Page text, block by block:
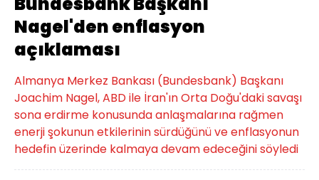
Nagel'den enflasyon
açıklaması
Almanya Merkez Bankası (Bundesbank) Başkanı
Joachim Nagel, ABD ile İran'ın Orta Doğu'daki savaşı
sona erdirme konusunda anlaşmalarına rağmen
enerji şokunun etkilerinin sürdüğünü ve enflasyonun
hedefin üzerinde kalmaya devam edeceğini söyledi